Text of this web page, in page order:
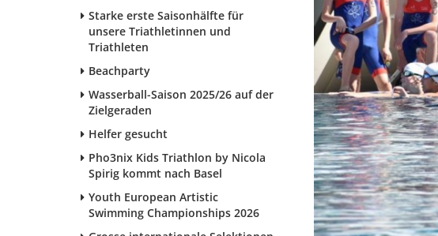
Starke erste Saisonhälfte für
unsere Triathletinnen und
Triathleten
Beachparty
Wasserball-Saison 2025/26 auf der
Zielgeraden
Helfer gesucht
Pho3nix Kids Triathlon by Nicola
Spirig kommt nach Basel
Youth European Artistic
Swimming Championships 2026